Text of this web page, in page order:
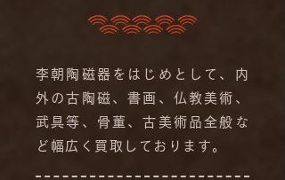
李朝陶磁器をはじめとして、内
外の古陶磁、書画、仏教美術、
武具等、骨董、古美術品全般な
ど幅広く買取しております。